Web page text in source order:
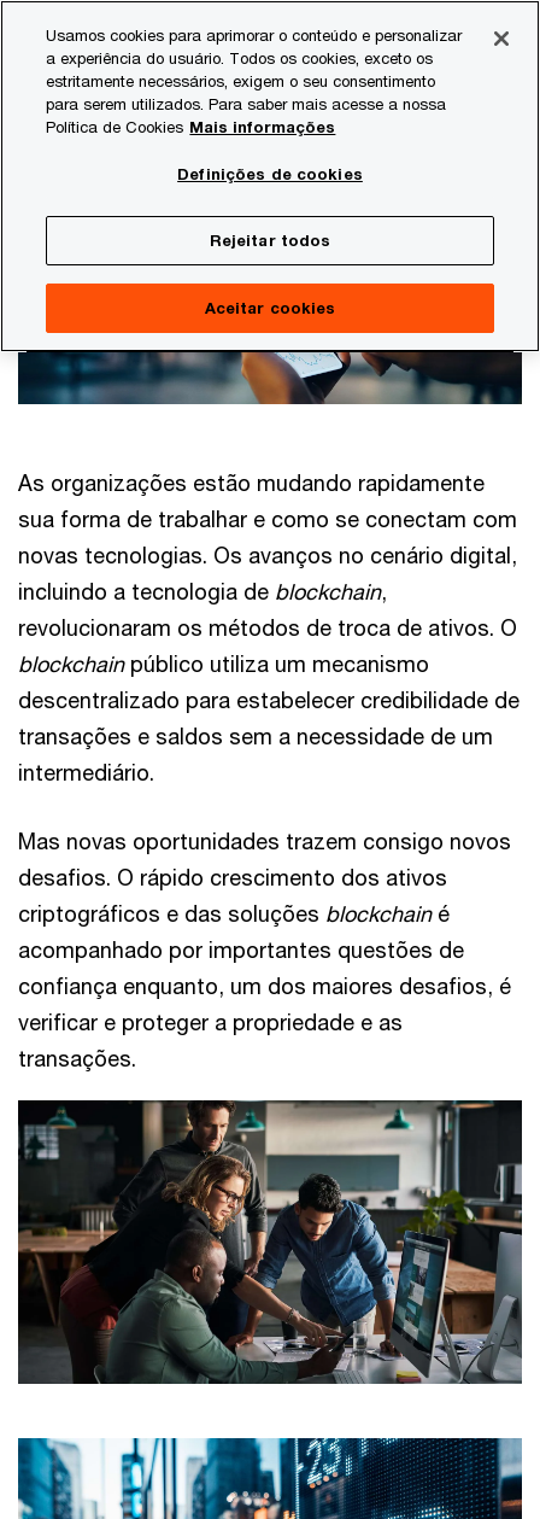
content
footer
Auditoria e Asseguração
As organizações estão mudando rapidamente
sua forma de trabalhar e como se conectam com
novas tecnologias. Os avanços no cenário digital,
incluindo a tecnologia de blockchain,
revolucionaram os métodos de troca de ativos. O
blockchainpúblico utiliza um mecanismo
descentralizado para estabelecer credibilidade de
transações e saldos sem a necessidade de um
intermediário.
Mas novas oportunidades trazem consigo novos
desafios. O rápido crescimento dos ativos
criptográficos e das soluções blockchainé
acompanhado por importantes questões de
confiança enquanto, um dos maiores desafios, é
verificar e proteger a propriedade e as
transações.
Usamos cookies para aprimorar o conteúdo e personalizar
a experiência do usuário. Todos os cookies, exceto os
estritamente necessários, exigem o seu consentimento
para serem utilizados. Para saber mais acesse a nossa
Política de Cookies Mais informações
Definições de cookies
Rejeitar todos
Aceitar cookies